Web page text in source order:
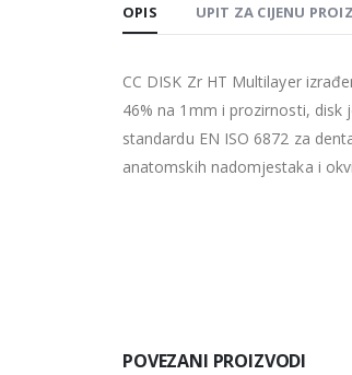
OPIS UPIT ZA CIJENU
CC DISK Zr HT Multilayer
46% na 1mm i prozirnosti,
standardu EN ISO 6872 za
anatomskih nadomjestaka i
POVEZANI PROIZVODI